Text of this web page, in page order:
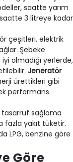
saatte yarım
3 litreye kadar
çeşitleri, elektrik
Şebeke
olmadığı yerlerde,
Jeneratör
ürettikleri gibi
performans
tasarruf sağlama
fazla yakıt tüketir.
LPG, benzine göre
Göre